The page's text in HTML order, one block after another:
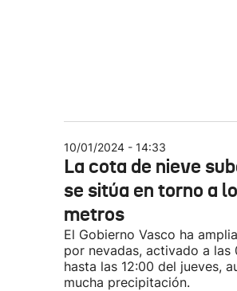
10/01/2024 - 14:33
La cota de nieve
se sitúa en torno a
metros
El Gobierno Vasco ha
por nevadas, activado a las
hasta las 12:00 del jueves,
mucha precipitación.